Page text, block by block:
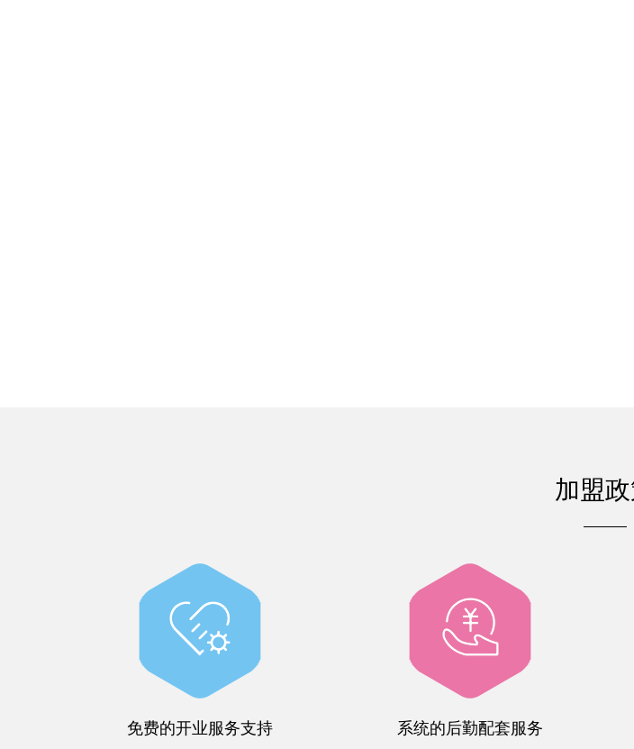
加盟
免费的开业服务支持 系统的后勤配套服务